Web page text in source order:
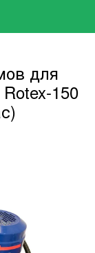
для
150